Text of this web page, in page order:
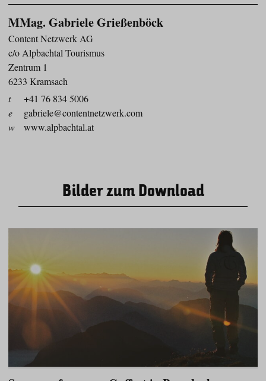
MMag. Gabriele Grießenböck
Content Netzwerk AG
c/o Alpbachtal Tourismus
Zentrum 1
6233 Kramsach
t
+41 76 834 5006
e
gabriele@contentnetzwerk.com
w
www.alpbachtal.at
Bilder zum Download